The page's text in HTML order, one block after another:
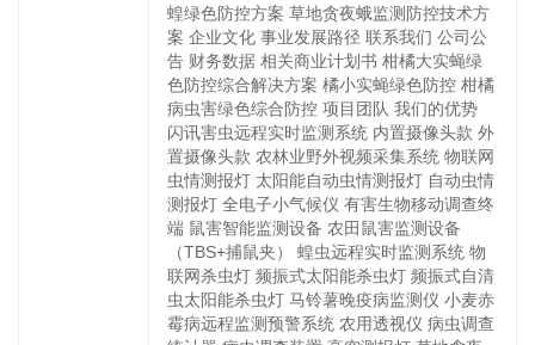
蝗绿色防控方案 草地贪夜蛾监测防控技术方
案 企业文化 事业发展路径 联系我们 公司公
告 财务数据 相关商业计划书 柑橘大实蝇绿
色防控综合解决方案 橘小实蝇绿色防控 柑橘
病虫害绿色综合防控 项目团队 我们的优势
闪讯害虫远程实时监测系统 内置摄像头款 外
置摄像头款 农林业野外视频采集系统 物联网
虫情测报灯 太阳能自动虫情测报灯 自动虫情
测报灯 全电子小气候仪 有害生物移动调查终
端 鼠害智能监测设备 农田鼠害监测设备
（TBS+捕鼠夹） 蝗虫远程实时监测系统 物
联网杀虫灯 频振式太阳能杀虫灯 频振式自清
虫太阳能杀虫灯 马铃薯晚疫病监测仪 小麦赤
霉病远程监测预警系统 农用透视仪 病虫调查